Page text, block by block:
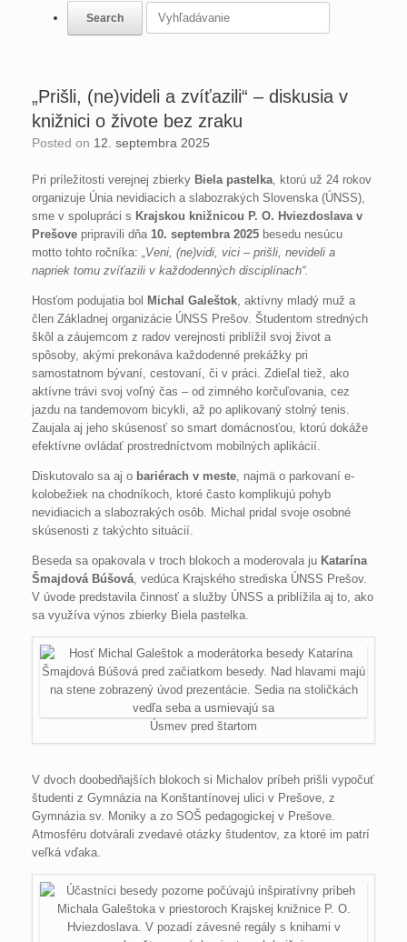
„Prišli, (ne)videli a zvíťazili“ – diskusia v
knižnici o živote bez zraku
Posted on 12. septembra 2025
Pri príležitosti verejnej zbierky Biela pastelka, ktorú už 24 rokov
organizuje Únia nevidiacich a slabozrakých Slovenska (ÚNSS),
sme v spolupráci s Krajskou knižnicou P. O. Hviezdoslava v
Prešove pripravili dňa 10. septembra 2025 besedu nesúcu
motto tohto ročníka: „Veni, (ne)vidi, vici – prišli, nevideli a
napriek tomu zvíťazili v každodenných disciplínach“.
Hosťom podujatia bol Michal Galeštok, aktívny mladý muž a
člen Základnej organizácie ÚNSS Prešov. Študentom stredných
škôl a záujemcom z radov verejnosti priblížil svoj život a
spôsoby, akými prekonáva každodenné prekážky pri
samostatnom bývaní, cestovaní, či v práci. Zdieľal tiež, ako
aktívne trávi svoj voľný čas – od zimného korčuľovania, cez
jazdu na tandemovom bicykli, až po aplikovaný stolný tenis.
Zaujala aj jeho skúsenosť so smart domácnosťou, ktorú dokáže
efektívne ovládať prostredníctvom mobilných aplikácií.
Diskutovalo sa aj o bariérach v meste, najmä o parkovaní e-
kolobežiek na chodníkoch, ktoré často komplikujú pohyb
nevidiacich a slabozrakých osôb. Michal pridal svoje osobné
skúsenosti z takýchto situácií.
Beseda sa opakovala v troch blokoch a moderovala ju Katarína
Šmajdová Búšová, vedúca Krajského strediska ÚNSS Prešov.
V úvode predstavila činnosť a služby ÚNSS a priblížila aj to, ako
sa využíva výnos zbierky Biela pastelka.
Úsmev pred štartom
V dvoch doobedňajších blokoch si Michalov príbeh prišli vypočuť
študenti z Gymnázia na Konštantínovej ulici v Prešove, z
Gymnázia sv. Moniky a zo SOŠ pedagogickej v Prešove.
Atmosféru dotvárali zvedavé otázky študentov, za ktoré im patrí
veľká vďaka.